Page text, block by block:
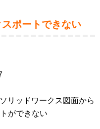
ポートできない
リッドワークス図面から
ができない